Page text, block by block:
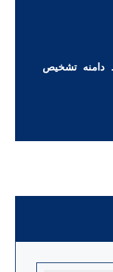
دامنه تشخیص